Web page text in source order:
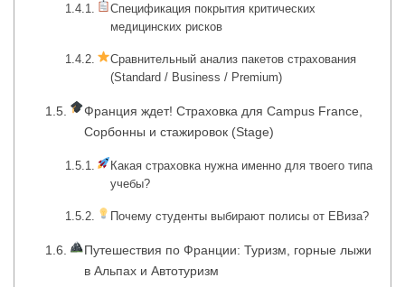
Спецификация покрытия критических
медицинских рисков
Сравнительный анализ пакетов страхования
(Standard / Business / Premium)
Франция ждет! Страховка для Campus France,
Сорбонны и стажировок (Stage)
Какая страховка нужна именно для твоего типа
учебы?
Почему студенты выбирают полисы от ЕВиза?
Путешествия по Франции: Туризм, горные лыжи
в Альпах и Автотуризм